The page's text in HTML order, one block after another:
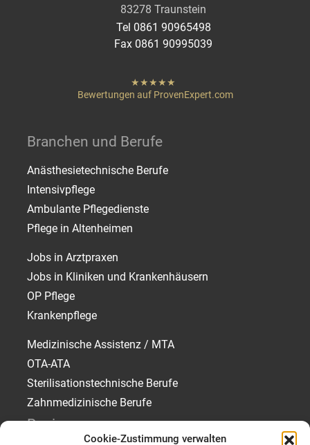
Cookie-Zustimmung verwalten
83278 Traunstein
Tel 0861 90965498
Fax 0861 90995039
hat "von
Bewertungen auf ProvenExpert.com
Branchen und Berufe
Anästhesietechnische Berufe
Intensivpflege
Ambulante Pflegedienste
Pflege in Altenheimen
Jobs in Arztpraxen
Jobs in Kliniken und Krankenhäusern
OP Pflege
Krankenpflege
Medizinische Assistenz / MTA
OTA-ATA
Sterilisationstechnische Berufe
Zahnmedizinische Berufe
Regionen